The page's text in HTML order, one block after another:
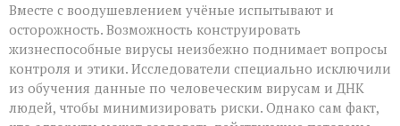
Вместе с воодушевлением учёные испытывают и
осторожность. Возможность конструировать
жизнеспособные вирусы неизбежно поднимает вопросы
контроля и этики. Исследователи специально исключили
из обучения данные по человеческим вирусам и ДНК
людей, чтобы минимизировать риски. Однако сам факт,